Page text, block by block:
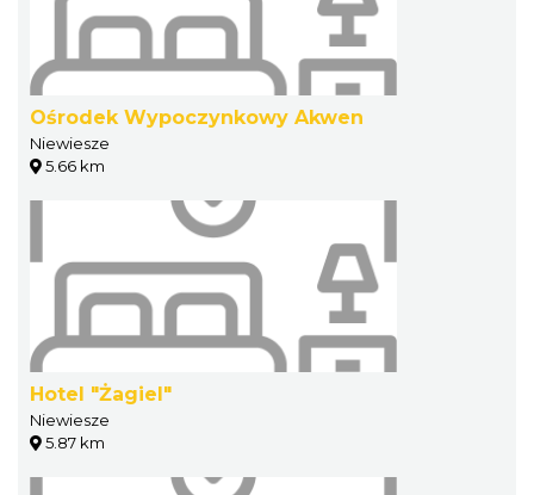
Ośrodek Wypoczynkowy Akwen
Niewiesze
5.66 km
Hotel "Żagiel"
Niewiesze
5.87 km